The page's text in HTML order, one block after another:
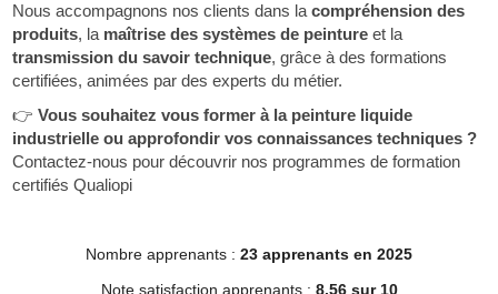
Nous accompagnons nos clients dans lacompréhension des
produits, la maîtrise des systèmes de peinture et la
transmission du savoir technique, grâce à des formations
certifiées, animées par des experts du métier.
👉Vous souhaitez vous former à la peinture liquide
industrielle ou approfondir vos connaissances techniques ?
Contactez-nous pour découvrir nos programmes de formation
certifiés Qualiopi
Nombre apprenants : 23 apprenants en 2025
Note satisfaction apprenants : 8.56 sur 10